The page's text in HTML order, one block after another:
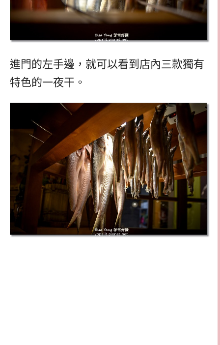
進門的左手邊，就可以看到店內三款獨有
特色的一夜干。